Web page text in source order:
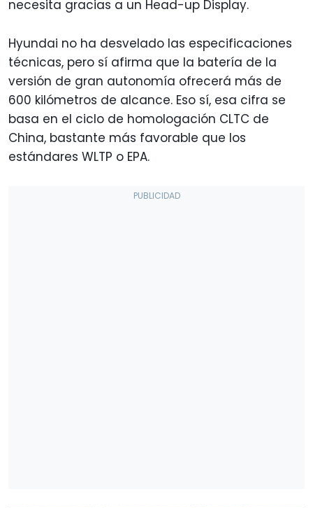
necesita gracias a un Head-up Display.
Hyundai no ha desvelado las especificaciones
técnicas, pero sí afirma que la batería de la
versión de gran autonomía ofrecerá más de
600 kilómetros de alcance. Eso sí, esa cifra se
basa en el ciclo de homologación CLTC de
China, bastante más favorable que los
estándares WLTP o EPA.